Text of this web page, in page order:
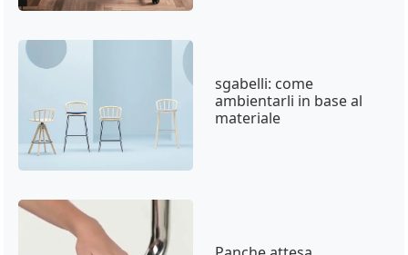
sgabelli: come
ambientarli in base al
materiale